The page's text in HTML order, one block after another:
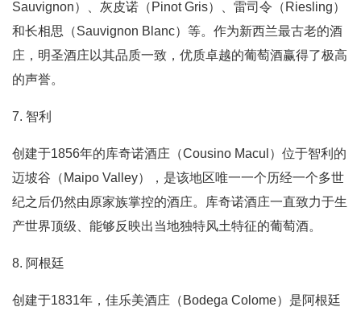
Sauvignon）、灰皮诺（Pinot Gris）、雷司令（Riesling）
和长相思（Sauvignon Blanc）等。作为新西兰最古老的酒
庄，明圣酒庄以其品质一致，优质卓越的葡萄酒赢得了极高
的声誉。
7. 智利
创建于1856年的库奇诺酒庄（Cousino Macul）位于智利的
迈坡谷（Maipo Valley），是该地区唯一一个历经一个多世
纪之后仍然由原家族掌控的酒庄。库奇诺酒庄一直致力于生
产世界顶级、能够反映出当地独特风土特征的葡萄酒。
8. 阿根廷
创建于1831年，佳乐美酒庄（Bodega Colome）是阿根廷